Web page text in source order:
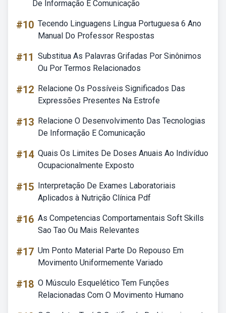
De Informação E Comunicação
#10 Tecendo Linguagens Língua Portuguesa 6 Ano
Manual Do Professor Respostas
#11 Substitua As Palavras Grifadas Por Sinônimos
Ou Por Termos Relacionados
#12 Relacione Os Possíveis Significados Das
Expressões Presentes Na Estrofe
#13 Relacione O Desenvolvimento Das Tecnologias
De Informação E Comunicação
#14 Quais Os Limites De Doses Anuais Ao Indivíduo
Ocupacionalmente Exposto
#15 Interpretação De Exames Laboratoriais
Aplicados à Nutrição Clínica Pdf
#16 As Competencias Comportamentais Soft Skills
Sao Tao Ou Mais Relevantes
#17 Um Ponto Material Parte Do Repouso Em
Movimento Uniformemente Variado
#18 O Músculo Esquelético Tem Funções
Relacionadas Com O Movimento Humano